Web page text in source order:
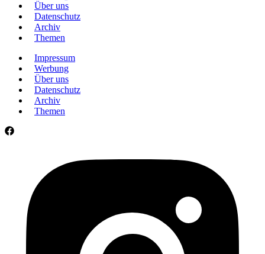
Über uns
Datenschutz
Archiv
Themen
Impressum
Werbung
Über uns
Datenschutz
Archiv
Themen